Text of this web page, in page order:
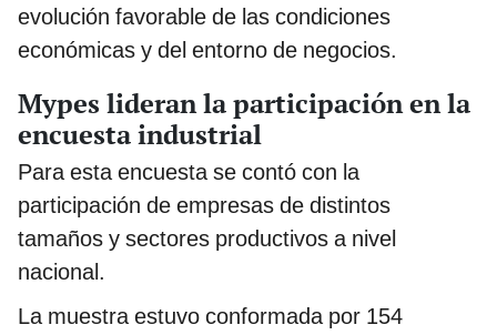
evolución favorable de las condiciones
económicas y del entorno de negocios.
Mypes lideran la participación en la
encuesta industrial
Para esta encuesta se contó con la
participación de empresas de distintos
tamaños y sectores productivos a nivel
nacional.
La muestra estuvo conformada por 154